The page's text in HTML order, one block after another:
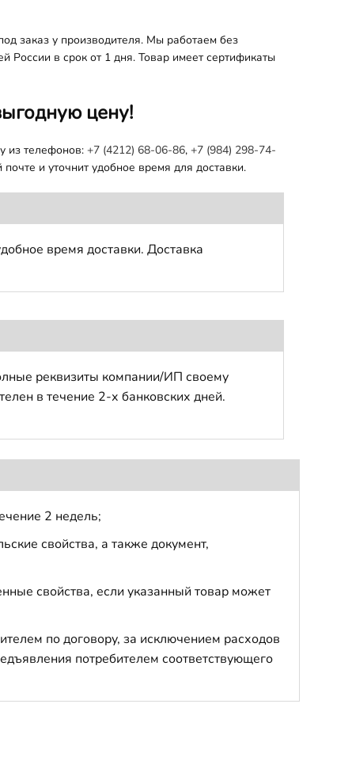
заказ у производителя. Мы работаем без
России в срок от 1 дня. Товар имеет сертификаты
цену!
из телефонов: +7 (4212) 68-06-86, +7 (984) 298-74-
и уточнит удобное время для доставки.
время доставки. Доставка
реквизиты компании/ИП своему
в течение 2-х банковских дней.
2 недель;
свойства, а также документ,
свойства, если указанный товар может
по договору, за исключением расходов
потребителем соответствующего